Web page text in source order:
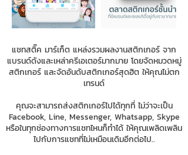
แชทสติ๊ค มาร์เก็ต แหล่งรวมผลงานสติกเกอร์ จาก
แบรนด์ดังและเหล่าครีเอเตอร์มากมาย โดยจัดหมวดหมู่
สติกเกอร์ และจัดอันดับสติกเกอร์สุดฮิต ให้คุณไม่ตก
เทรนด์
คุณจะสามารถส่งสติกเกอร์ไปได้ทุกที่ ไม่ว่าจะเป็น
Facebook, Line, Messenger, Whatsapp, Skype
หรือในทุกช่องทางการแชทไหนก็ทำได้ ให้คุณเพลิดเพลิน
ไปกับการแชทที่ไม่เหมือนเดิมอีกต่อไป..